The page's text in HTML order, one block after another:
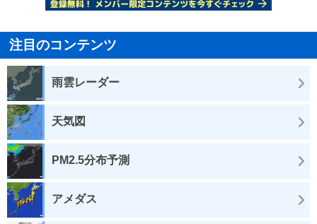
注目のコンテンツ
雨雲レーダー
天気図
PM2.5分布予測
アメダス